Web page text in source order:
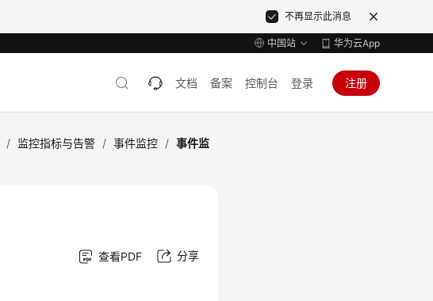
不再显示此消息
中国站 华为云App
文档 备案 控制台 登录 注册
/ 监控指标与告警 / 事件监控 / 事件监
查看PDF 分享